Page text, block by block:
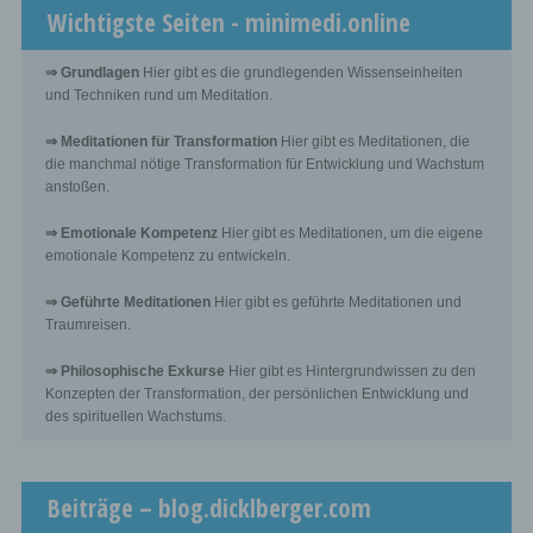
Wichtigste Seiten - minimedi.online
⇒ GrundlagenHier gibt es die grundlegenden Wissenseinheiten
und Techniken rund um Meditation.
⇒ Meditationen für TransformationHier gibt es Meditationen, die
die manchmal nötige Transformation für Entwicklung und Wachstum
anstoßen.
⇒ Emotionale KompetenzHier gibt es Meditationen, um die eigene
emotionale Kompetenz zu entwickeln.
⇒ Geführte MeditationenHier gibt es geführte Meditationen und
Traumreisen.
⇒ Philosophische Exkurse Hier gibt es Hintergrundwissen zu den
Konzepten der Transformation, der persönlichen Entwicklung und
des spirituellen Wachstums.
Beiträge – blog.dicklberger.com
agency or other body which processes personal data on
behalf of the controller.
Recipient is a natural or legal person, public authority,
agency or another body, to which the personal data are
disclosed, whether a third party or not. However, public
framework of a particular inquiry in accordance with
Union or Member State law shall not be regarded as
authorities shall be in compliance with the applicable
data protection rules according to the purposes of the
processing.
j) Third party
processor and persons who, under the direct authority of
the controller or processor, are authorised to process
personal data.